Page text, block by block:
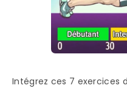
Intégrez ces 7 exercices